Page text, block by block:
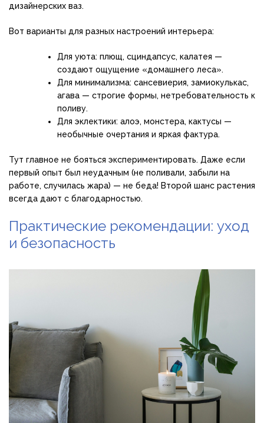
дизайнерских ваз.
Вот варианты для разных настроений интерьера:
Для уюта: плющ, сциндапсус, калатея —
создают ощущение «домашнего леса».
Для минимализма: сансевиерия, замиокулькас,
агава — строгие формы, нетребовательность к
поливу.
Для эклектики: алоэ, монстера, кактусы —
необычные очертания и яркая фактура.
Тут главное не бояться экспериментировать. Даже если
первый опыт был неудачным (не поливали, забыли на
работе, случилась жара) — не беда! Второй шанс растения
всегда дают с благодарностью.
Практические рекомендации: уход
и безопасность